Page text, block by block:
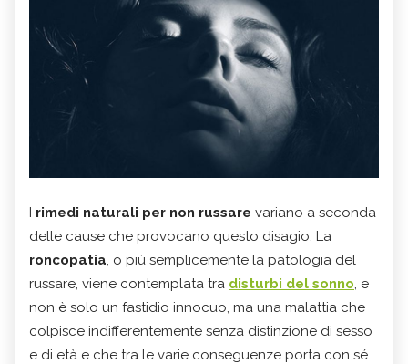
I rimedi naturali per non russare variano a seconda
delle cause che provocano questo disagio. La
roncopatia, o più semplicemente la patologia del
russare, viene contemplata tra disturbi del sonno, e
non è solo un fastidio innocuo, ma una malattia che
colpisce indifferentemente senza distinzione di sesso
e di età e che tra le varie conseguenze porta con sé